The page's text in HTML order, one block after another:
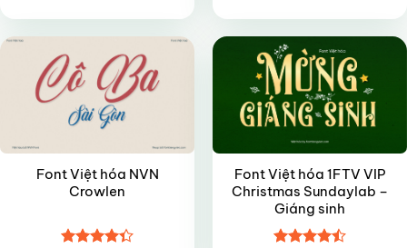
hạng4.95
hạng4.85
5 sao
Font Việt hóa NVN
Crowlen
Font Việt hóa 1FTV VIP
Christmas Sundaylab –
Giáng sinh